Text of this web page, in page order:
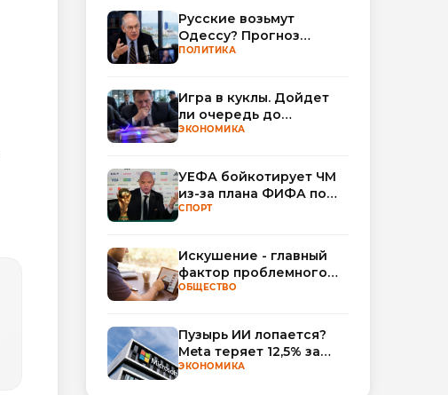
Русские возьмут
Одессу? Прогноз
Миршаймера
ПОЛИТИКА
Игра в куклы. Дойдет
ли очередь до
Миллера?
ЭКОНОМИКА
УЕФА бойкотирует ЧМ
из-за плана ФИФА по
привлечению частных
СПОРТ
Искушение - главный
фактор проблемного
использования
ОБЩЕСТВО
Пузырь ИИ лопается?
Meta теряет 12,5% за
неделю, а Microsoft и
ЭКОНОМИКА